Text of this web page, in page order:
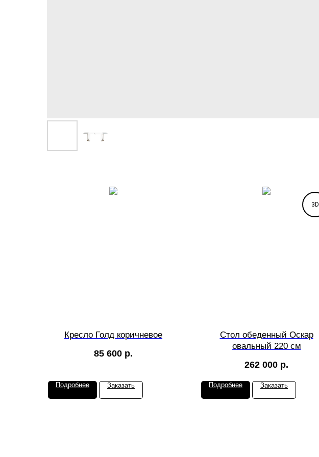
Кресло Голд коричневое
85 600 р.
Подробнее Заказать
3D
Стол обеденный Оскар
овальный 220 см
262 000 р.
Подробнее Заказать